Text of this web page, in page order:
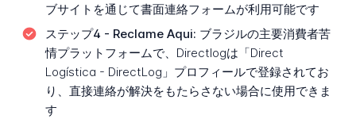
ブサイトを通じて書面連絡フォームが利用可能です
ステップ4 - Reclame Aqui: ブラジルの主要消費者苦
情プラットフォームで、Directlogは「Direct
Logística - DirectLog」プロフィールで登録されてお
り、直接連絡が解決をもたらさない場合に使用できま
す